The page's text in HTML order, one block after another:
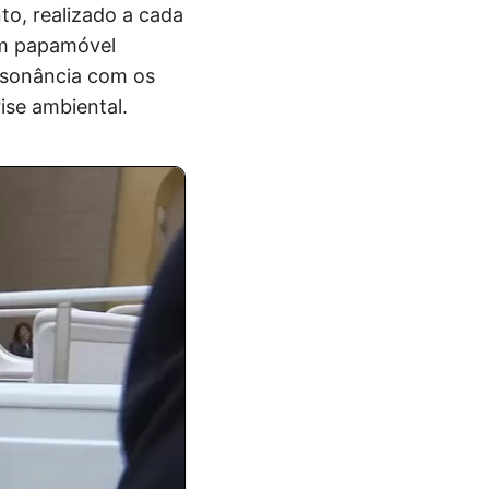
realizado a cada
papamóvel
com os
ambiental.